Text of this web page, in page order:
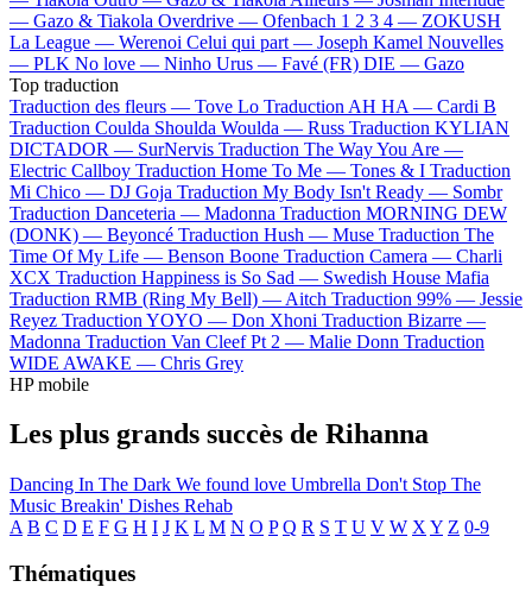
— Gazo & Tiakola Overdrive — Ofenbach 1 2 3 4 — ZOKUSH
La League — Werenoi Celui qui part — Joseph Kamel Nouvelles
— PLK No love — Ninho Urus — Favé (FR) DIE — Gazo
Top traduction
Traduction des fleurs — Tove Lo Traduction AH HA — Cardi B
Traduction Coulda Shoulda Woulda — Russ Traduction KYLIAN
DICTADOR — SurNervis Traduction The Way You Are —
Electric Callboy Traduction Home To Me — Tones & I Traduction
Mi Chico — DJ Goja Traduction My Body Isn't Ready — Sombr
Traduction Danceteria — Madonna Traduction MORNING DEW
(DONK) — Beyoncé Traduction Hush — Muse Traduction The
Time Of My Life — Benson Boone Traduction Camera — Charli
XCX Traduction Happiness is So Sad — Swedish House Mafia
Traduction RMB (Ring My Bell) — Aitch Traduction 99% — Jessie
Reyez Traduction YOYO — Don Xhoni Traduction Bizarre —
Madonna Traduction Van Cleef Pt 2 — Malie Donn Traduction
WIDE AWAKE — Chris Grey
HP mobile
Les plus grands succès de Rihanna
Dancing In The Dark We found love Umbrella Don't Stop The
Music Breakin' Dishes Rehab
A B C D E F G H I J K L M N O P Q R S T U V W X Y Z 0-9
Thématiques